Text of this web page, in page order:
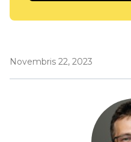
Novembris 22, 2023